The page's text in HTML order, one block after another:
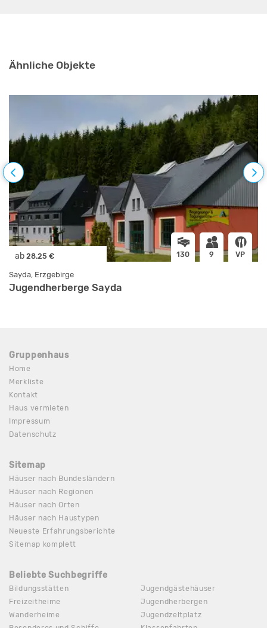
Ähnliche Objekte
ab 28.25 € 130 9 VP
Sayda, Erzgebirge
Jugendherberge Sayda
Gruppenhaus
Home
Merkliste
Kontakt
Haus vermieten
Impressum
Datenschutz
Sitemap
Häuser nach Bundesländern
Häuser nach Regionen
Häuser nach Orten
Häuser nach Haustypen
Neueste Erfahrungsberichte
Sitemap komplett
Beliebte Suchbegriffe
Bildungsstätten
Freizeitheime
Wanderheime
Jugendgästehäuser
Jugendherbergen
Jugendzeltplatz